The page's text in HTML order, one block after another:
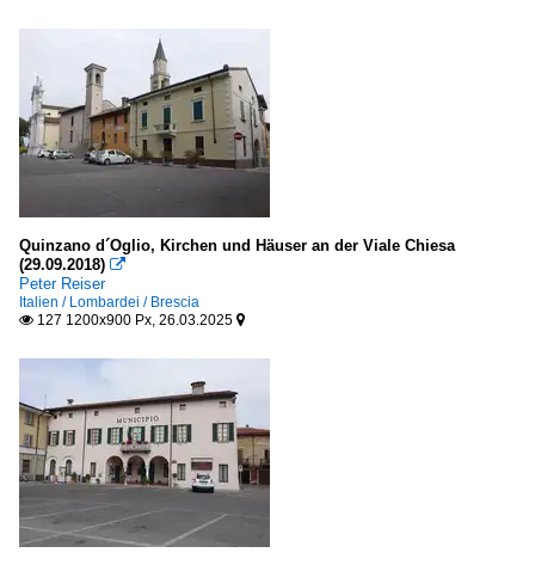
Quinzano d´Oglio, Kirchen und Häuser an der Viale Chiesa
(29.09.2018) 
Peter Reiser
Italien / Lombardei / Brescia
 127 1200x900 Px, 26.03.2025 